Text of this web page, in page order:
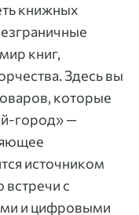
книжных
книг,
Здесь вы
которые
город» —
источником
встречи с
и цифровыми